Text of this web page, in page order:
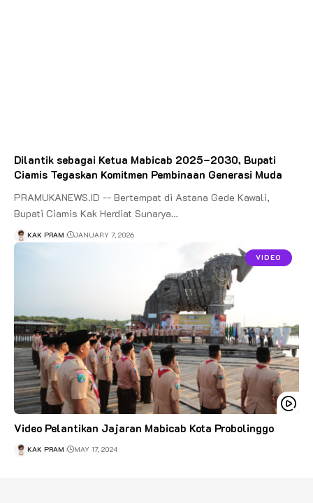
Dilantik sebagai Ketua Mabicab 2025–2030, Bupati
Ciamis Tegaskan Komitmen Pembinaan Generasi Muda
PRAMUKANEWS.ID -- Bertempat di Astana Gede Kawali,
Bupati Ciamis Kak Herdiat Sunarya…
KAK PRAM JANUARY 7, 2026
VIDEO
Video Pelantikan Jajaran Mabicab Kota Probolinggo
KAK PRAM MAY 17, 2024